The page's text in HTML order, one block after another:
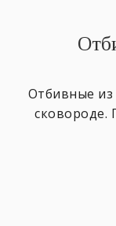
Отбивные
сковороде.